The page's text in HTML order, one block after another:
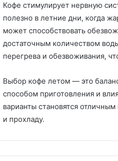
Кофе стимулирует нервную
полезно в летние дни, когда
может способствовать
достаточным количеством
перегрева и обезвоживания,
Выбор кофе летом — это
способом приготовления и
варианты становятся
и прохладу.